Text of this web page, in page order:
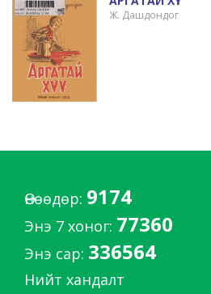
Ж. Дашдондог
Өнөөдөр: 9174
Энэ 7 хоног: 77360
Энэ сар: 336564
Нийт хандалт